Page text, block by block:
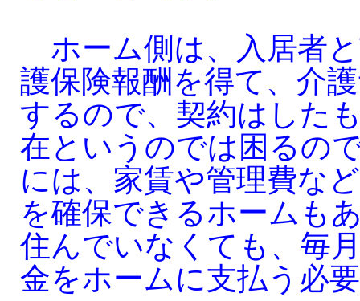
ホーム側は、入居者
護保険報酬を得て、介
するので、契約はした
在というのでは困るの
には、家賃や管理費な
を確保できるホームも
住んでいなくても、毎
金をホームに支払う必